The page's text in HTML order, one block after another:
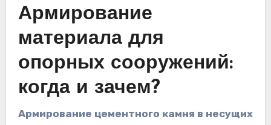
Армирование
материала для
опорных сооружений:
когда и зачем?
Армирование цементного камня в несущих